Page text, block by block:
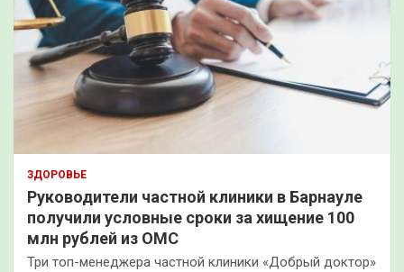
ЗДОРОВЬЕ
Руководители частной клиники в Барнауле
получили условные сроки за хищение 100
млн рублей из ОМС
Три топ-менеджера частной клиники «Добрый доктор»